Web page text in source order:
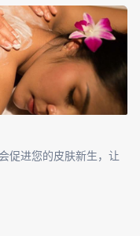
促进您的皮肤新生，让